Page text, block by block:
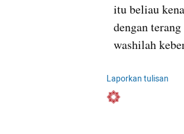
itu beliau
dengan
washilah
Laporkan tulisan